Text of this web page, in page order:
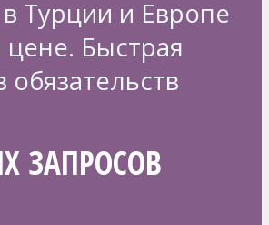
Турции и Европе
Быстрая
обязательств
ЗАПРОСОВ